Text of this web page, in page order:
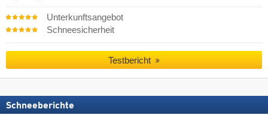
Unterkunftsangebot
Schneesicherheit
Testbericht
Schneeberichte